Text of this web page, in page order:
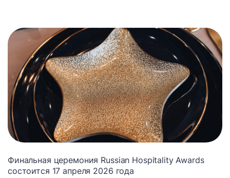
Финальная церемония Russian Hospitality Awards
состоится 17 апреля 2026 года